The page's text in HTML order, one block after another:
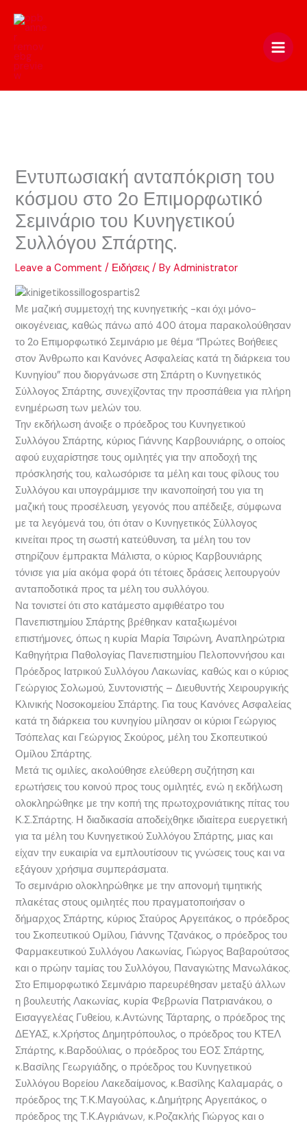
content
Εντυπωσιακή ανταπόκριση του
κόσμου στο 2ο Επιμορφωτικό
Σεμινάριο του Κυνηγετικού
Συλλόγου Σπάρτης.
Leave a Comment / Ειδήσεις / ByAdministrator
Με μαζική συμμετοχή της κυνηγετικής -και όχι μόνο-
οικογένειας, καθώς πάνω από 400 άτομα παρακολούθησαν
το 2ο Επιμορφωτικό Σεμινάριο με θέμα “Πρώτες Βοήθειες
στον Άνθρωπο και Κανόνες Ασφαλείας κατά τη διάρκεια του
Κυνηγίου” που διοργάνωσε στη Σπάρτη ο Κυνηγετικός
Σύλλογος Σπάρτης, συνεχίζοντας την προσπάθεια για πλήρη
ενημέρωση των μελών του.
Την εκδήλωση άνοιξε ο πρόεδρος του Κυνηγετικού
Συλλόγου Σπάρτης, κύριος Γιάννης Καρβουνιάρης, ο οποίος
αφού ευχαρίστησε τους ομιλητές για την αποδοχή της
πρόσκλησής του, καλωσόρισε τα μέλη και τους φίλους του
Συλλόγου και υπογράμμισε την ικανοποίησή του για τη
μαζική τους προσέλευση, γεγονός που απέδειξε, σύμφωνα
με τα λεγόμενά του, ότι όταν ο Κυνηγετικός Σύλλογος
κινείται προς τη σωστή κατεύθυνση, τα μέλη του τον
στηρίζουν έμπρακτα Μάλιστα, ο κύριος Καρβουνιάρης
τόνισε για μία ακόμα φορά ότι τέτοιες δράσεις λειτουργούν
ανταποδοτικά προς τα μέλη του συλλόγου.
Να τονιστεί ότι στο κατάμεστο αμφιθέατρο του
Πανεπιστημίου Σπάρτης βρέθηκαν καταξιωμένοι
επιστήμονες, όπως η κυρία Μαρία Τσιρώνη, Αναπληρώτρια
Καθηγήτρια Παθολογίας Πανεπιστημίου Πελοποννήσου και
Πρόεδρος Ιατρικού Συλλόγου Λακωνίας, καθώς και ο κύριος
Γεώργιος Σoλωμού, Συντονιστής – Διευθυντής Χειρουργικής
Κλινικής Νοσοκομείου Σπάρτης. Για τους Κανόνες Ασφαλείας
κατά τη διάρκεια του κυνηγίου μίλησαν οι κύριοι Γεώργιος
Τσόπελας και Γεώργιος Σκούρος, μέλη του Σκοπευτικού
Ομίλου Σπάρτης.
Μετά τις ομιλίες, ακολούθησε ελεύθερη συζήτηση και
ερωτήσεις του κοινού προς τους ομιλητές, ενώ η εκδήλωση
ολοκληρώθηκε με την κοπή της πρωτοχρονιάτικης πίτας του
Κ.Σ.Σπάρτης. Η διαδικασία αποδείχθηκε ιδιαίτερα ευεργετική
για τα μέλη του Κυνηγετικού Συλλόγου Σπάρτης, μιας και
είχαν την ευκαιρία να εμπλουτίσουν τις γνώσεις τους και να
εξάγουν χρήσιμα συμπεράσματα.
Το σεμινάριο ολοκληρώθηκε με την απονομή τιμητικής
πλακέτας στους ομιλητές που πραγματοποιήσαν ο
δήμαρχος Σπάρτης, κύριος Σταύρος Αργειτάκος, ο πρόεδρος
του Σκοπευτικού Ομίλου, Γιάννης Τζανάκος, ο πρόεδρος του
Φαρμακευτικού Συλλόγου Λακωνίας, Γιώργος Βαβαρούτσος
και ο πρώην ταμίας του Συλλόγου, Παναγιώτης Μανωλάκος.
Στο Επιμορφωτικό Σεμινάριο παρευρέθησαν μεταξύ άλλων
η βουλευτής Λακωνίας, κυρία Φεβρωνία Πατριανάκου, ο
Εισαγγελέας Γυθείου, κ.Αντώνης Τάρταρης, ο πρόεδρος της
ΔΕΥΑΣ, κ.Χρήστος Δημητρόπουλος, ο πρόεδρος του ΚΤΕΛ
Σπάρτης, κ.Βαρδούλιας, ο πρόεδρος του ΕΟΣ Σπάρτης,
κ.Βασίλης Γεωργιάδης, ο πρόεδρος του Κυνηγετικού
Συλλόγου Βορείου Λακεδαίμονος, κ.Βασίλης Καλαμαράς, ο
πρόεδρος της Τ.Κ.Μαγούλας, κ.Δημήτρης Αργειτάκος, ο
πρόεδρος της Τ.Κ.Αγριάνων, κ.Ροζακλής Γιώργος και ο